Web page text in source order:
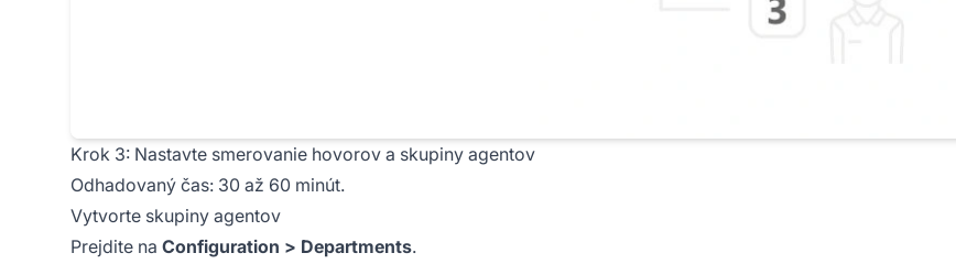
Krok 3: Nastavte smerovanie hovorov a skupiny agentov
Odhadovaný čas: 30 až 60 minút.
Vytvorte skupiny agentov
Prejdite na Configuration > Departments.